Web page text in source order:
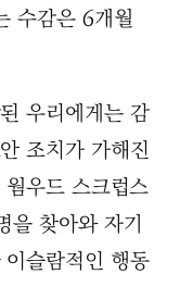
수감은 6개월
우리에게는 감
조치가 가해진
우드 스크럽스
을 찾아와 자기
슬람적인 행동